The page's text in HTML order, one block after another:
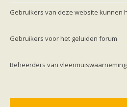
Friesland
Noord-Holland
Zeeland
Soortbescherming
Gebruikers van deze website kunnen
Gebruikers voor het geluiden forum
Beheerders van